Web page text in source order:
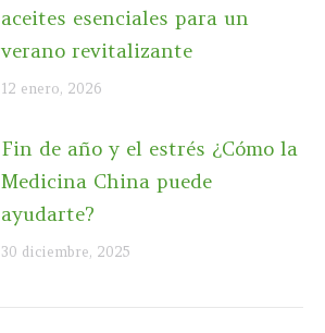
aceites esenciales para un
verano revitalizante
12 enero, 2026
Fin de año y el estrés ¿Cómo la
Medicina China puede
ayudarte?
30 diciembre, 2025